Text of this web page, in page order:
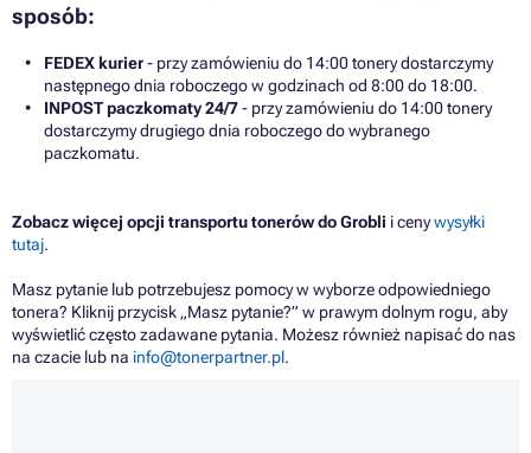
sposób:
FEDEX kurier- przy zamówieniu do 14:00 tonery dostarczymy
następnego dnia roboczego w godzinach od 8:00 do 18:00.
INPOST paczkomaty 24/7- przy zamówieniu do 14:00 tonery
dostarczymy drugiego dnia roboczego do wybranego
paczkomatu.
Zobacz więcej opcji transportu tonerów do Grobli i cenywysyłki
tutaj.
Masz pytanie lub potrzebujesz pomocy w wyborze odpowiedniego
tonera? Kliknij przycisk „Masz pytanie?” w prawym dolnym rogu, aby
wyświetlić często zadawane pytania. Możesz również napisać do nas
na czacie lub na info@tonerpartner.pl.